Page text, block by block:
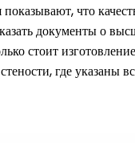
что
документы о
стоит
где указаны